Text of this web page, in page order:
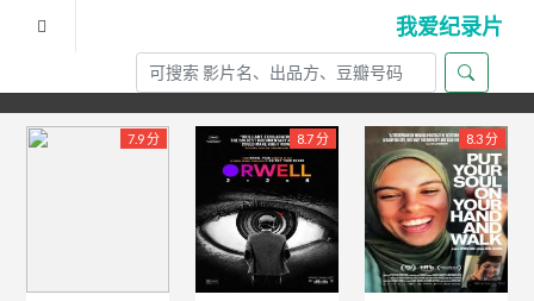
我爱纪录片
出品地区为"法国"的影片
7.9 分 8.7 分 8.3 分